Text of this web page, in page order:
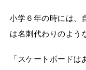
小学６年の時には、
は名刺代わりのよう
「スケートボード